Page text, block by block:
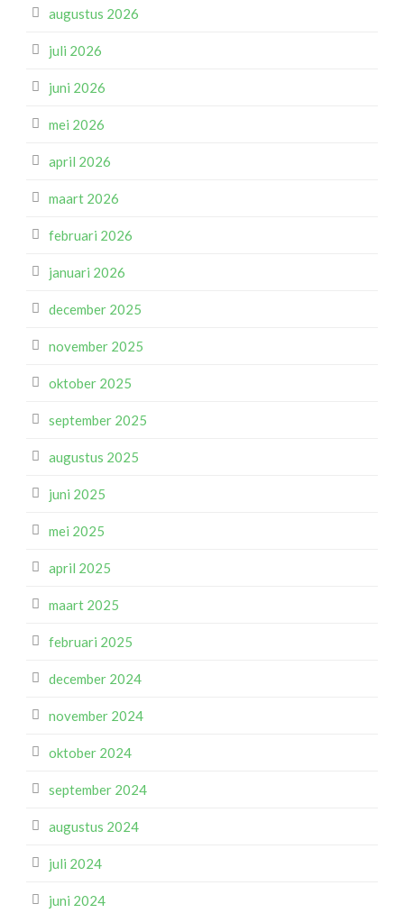
augustus 2026
juli 2026
juni 2026
mei 2026
april 2026
maart 2026
februari 2026
januari 2026
december 2025
november 2025
oktober 2025
september 2025
augustus 2025
juni 2025
mei 2025
april 2025
maart 2025
februari 2025
december 2024
november 2024
oktober 2024
september 2024
augustus 2024
juli 2024
juni 2024